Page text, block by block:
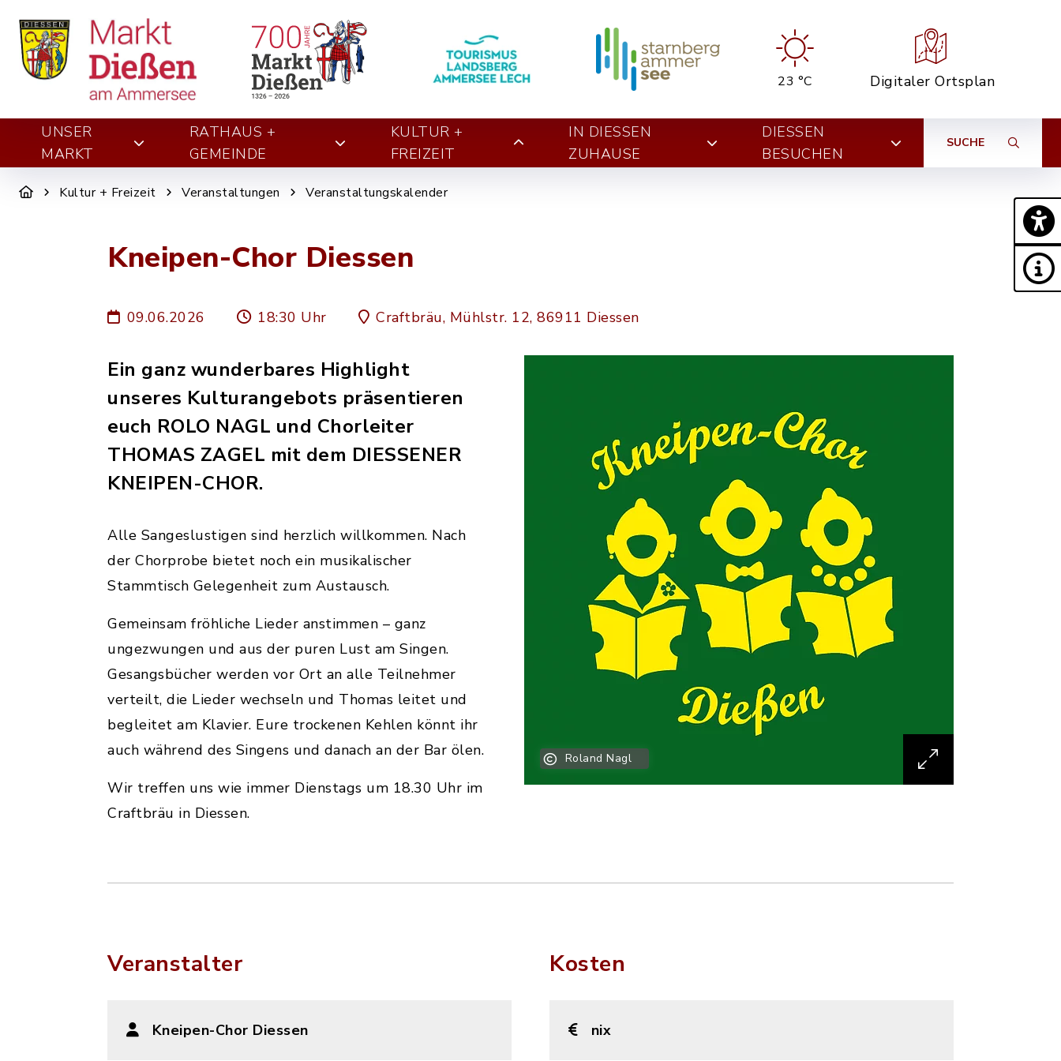
23 °C Digitaler Ortsplan
UNSER
MARKT
RATHAUS +
GEMEINDE
KULTUR +
FREIZEIT
IN DIESSEN Z
UHAUSE
DIESSEN B
ESUCHEN
SUCHE
Kultur + Freizeit Veranstaltungen Veranstaltungskalender
Kneipen-Chor Diessen
09.06.2026 18:30 Uhr Craftbräu, Mühlstr. 12, 86911 Diessen
Roland Nagl
Ein ganz wunderbares Highlight
unseres Kulturangebots präsentieren
euch ROLO NAGL und Chorleiter
THOMAS ZAGEL mit dem DIESSENER
KNEIPEN-CHOR.
Alle Sangeslustigen sind herzlich willkommen. Nach
der Chorprobe bietet noch ein musikalischer
Stammtisch Gelegenheit zum Austausch.
Gemeinsam fröhliche Lieder anstimmen – ganz
ungezwungen und aus der puren Lust am Singen.
Gesangsbücher werden vor Ort an alle Teilnehmer
verteilt, die Lieder wechseln und Thomas leitet und
begleitet am Klavier. Eure trockenen Kehlen könnt ihr
auch während des Singens und danach an der Bar ölen.
Wir treffen uns wie immer Dienstags um 18.30 Uhr im
Craftbräu in Diessen.
Veranstalter
Kneipen-Chor Diessen
Kosten
nix